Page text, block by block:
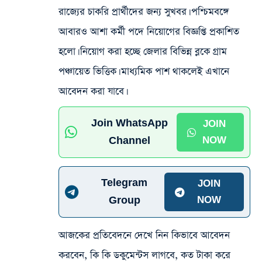
রাজ্যের চাকরি প্রার্থীদের জন্য সুখবর। পশ্চিমবঙ্গে
আবারও আশা কর্মী পদে নিয়োগের বিজ্ঞপ্তি প্রকাশিত
হলো। নিয়োগ করা হচ্ছে জেলার বিভিন্ন ব্লকে গ্রাম
পঞ্চায়েত ভিত্তিক। মাধ্যমিক পাশ থাকলেই এখানে
আবেদন করা যাবে।
Join WhatsApp
Channel
JOIN
NOW
Telegram
Group
JOIN
NOW
আজকের প্রতিবেদনে দেখে নিন কিভাবে আবেদন
করবেন, কি কি ডকুমেন্টস লাগবে, কত টাকা করে